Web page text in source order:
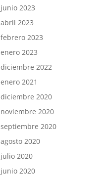
junio 2023
abril 2023
febrero 2023
enero 2023
diciembre 2022
enero 2021
diciembre 2020
noviembre 2020
septiembre 2020
agosto 2020
julio 2020
junio 2020